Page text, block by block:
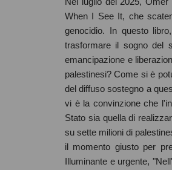
When I See It, che
genocidio. In questo
trasformare il sogno del
emancipazione e
palestinesi? Come si è
del diffuso sostegno a
vi è la convinzione che
Stato sia quella di
su sette milioni di
il momento giusto per
Illuminante e urgente,